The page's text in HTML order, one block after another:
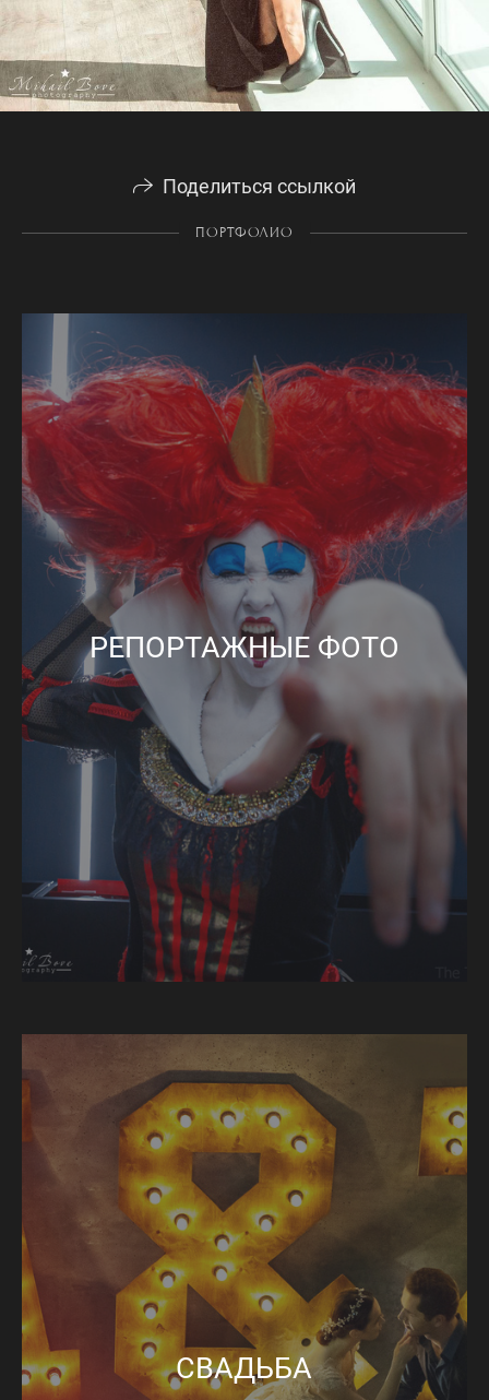
Поделиться ссылкой
ПОРТФОЛИО
РЕПОРТАЖНЫЕ ФОТО
СВАДЬБА